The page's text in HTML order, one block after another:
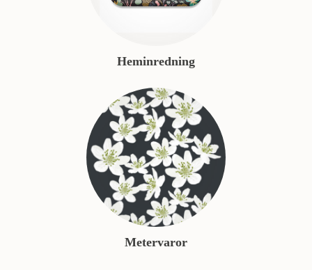
Heminredning
Metervaror